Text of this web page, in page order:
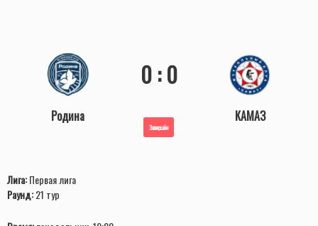
Родина
0 : 0
Завершён
КАМАЗ
Лига:Первая лига
Раунд:21 тур